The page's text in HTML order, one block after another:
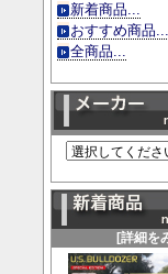
新着商品...
おすすめ商品...
全商品...
[詳細を